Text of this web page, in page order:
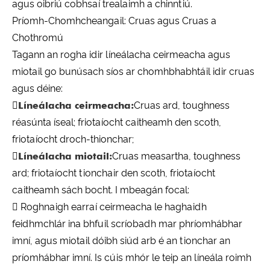
agus oibriú cobhsaí trealaimh a chinntiú.
Príomh-Chomhcheangail: Cruas agus Cruas a
Chothromú
Tagann an rogha idir líneálacha ceirmeacha agus
miotail go bunúsach síos ar chomhbhabhtáil idir cruas
agus déine:
Líneálacha ceirmeacha:Cruas ard, toughness
réasúnta íseal; friotaíocht caitheamh den scoth,
friotaíocht droch-thionchar;
Líneálacha miotail:Cruas measartha, toughness
ard; friotaíocht tionchair den scoth, friotaíocht
caitheamh sách bocht. I mbeagán focal:
 Roghnaigh earraí ceirmeacha le haghaidh
feidhmchlár ina bhfuil scríobadh mar phríomhábhar
imní, agus miotail dóibh siúd arb é an tionchar an
príomhábhar imní. Is cúis mhór le teip an líneála roimh